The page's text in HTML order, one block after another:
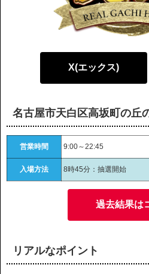
X(エックス)
名古屋市天白区高坂町の丘
営業時間 9:00～22:45
入場方法 8時45分：抽選開始
過去結果は
リアルなポイント